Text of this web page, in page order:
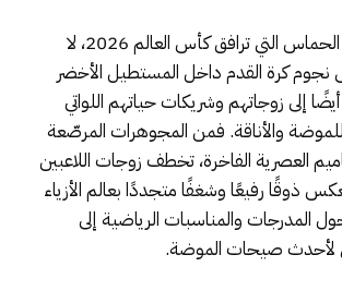
بالتزامن مع أجواء الحماس التي ترافق كأس العالم 2026، لا
نجوم كرة القدم داخل المستطيل الأخضر
إلى زوجاتهم وشريكات حياتهم اللواتي
والأناقة. فمن المجوهرات المرصّعة
العصرية الفاخرة، تخطف زوجات اللاعبين
ذوقًا رفيعًا وشغفًا متجددًا بعالم الأزياء
المدرجات والمناسبات الرياضية إلى
صيحات الموضة.